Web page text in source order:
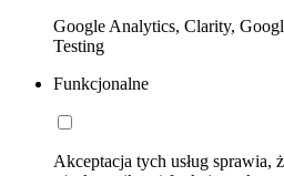
Google Analytics, Clarity,
Testing
Funkcjonalne
Akceptacja tych usług sprawia,